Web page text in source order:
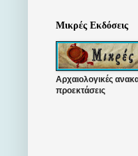
Μικρές Εκδόσεις
Αρχαιολογικές
προεκτάσεις